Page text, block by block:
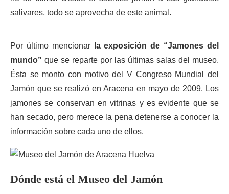
salivares, todo se aprovecha de este animal.
Por último mencionar
la exposición de “Jamones del
mundo” que se reparte por las últimas salas del museo.
Ésta se monto con motivo del V Congreso Mundial del
Jamón que se realizó en Aracena en mayo de 2009. Los
jamones se conservan en vitrinas y es evidente que se
han secado, pero merece la pena detenerse a conocer la
información sobre cada uno de ellos.
Dónde está el Museo del Jamón